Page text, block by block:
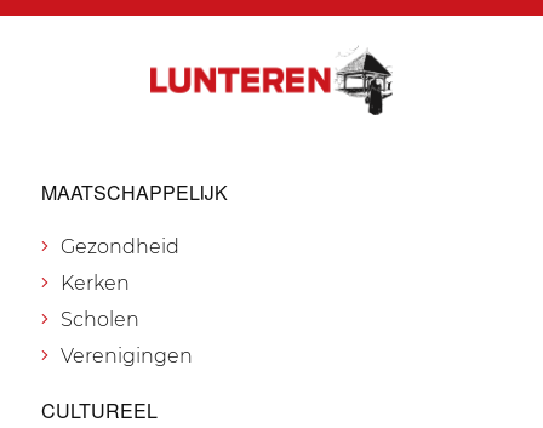
MAATSCHAPPELIJK
Gezondheid
Kerken
Scholen
Verenigingen
CULTUREEL